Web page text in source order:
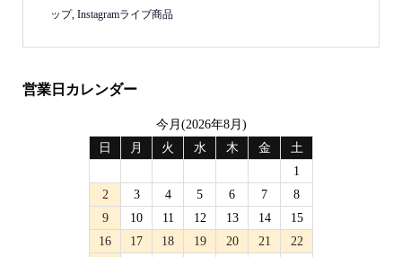
ップ, Instagramライブ商品
営業日カレンダー
今月(2026年8月)
日
月 火 水 木 金
土
1
2
3 4 5 6 7
8
9
10 11 12 13 14
15
16
17 18 19 20 21
22